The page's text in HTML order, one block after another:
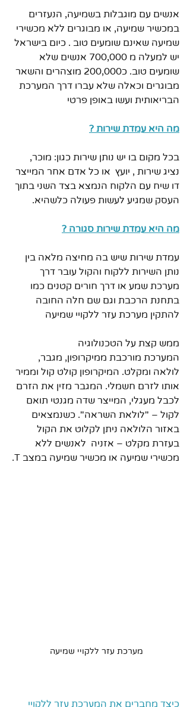
אנשים עם מוגבלות בשמיעה, הנעזרים
במכשיר שמיעה, או מבוגרים ללא מכשירי
שמיעה שאינם שומעים טוב . כיום בישראל
יש למעלה מ 700,000 אנשים שלא
שומעים טוב. כ200,000 מוצהרים והשאר
מבוגרים וכאלה שלא עברו דרך המערכת
הבריאותית ועשו באופן פרטי
מה היא עמדת שירות ?
בכל מקום בו יש נותן שירות כגון: מוכר,
נציג שירות , יועץ  או כל אדם אחר המייצר
דו שיח עם הלקוח הנמצא בצד השני בתוך
העסק שמגיע לעשות פעולה כלשהיא.
מה היא עמדת שירות סגורה ?
עמדת שירות שיש בה מחיצה מלאה בין
נותן השירות ללקוח והקול עובר דרך
מערכת שמע או דרך חורים קטנים כמו
בתחנת הרכבת וגם שם חלה החובה
להתקין מערכת עזר ללקויי שמיעה
ממש קצת על הטכנולוגיה
המערכת מורכבת ממיקרופון, מגבר,
לולאה ומקלט. המיקרופון קולט קול וממיר
אותו לזרם חשמלי. המגבר מזין את הזרם
לכבל מעגלי, המייצר שדה מגנטי תואם
לקול – "לולאת השראה". כשנמצאים
באזור הלולאה ניתן לקלוט את הקול
בעזרת מקלט – אזניה  לאנשים ללא
מכשירי שמיעה או מכשיר שמיעה במצב T.
מערכת עזר ללקויי שמיעה
כיצד מחברים את המערכת עזר ללקויי